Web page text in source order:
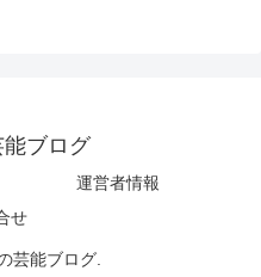
能ブログ
運営者情報
せ
芸能ブログ.